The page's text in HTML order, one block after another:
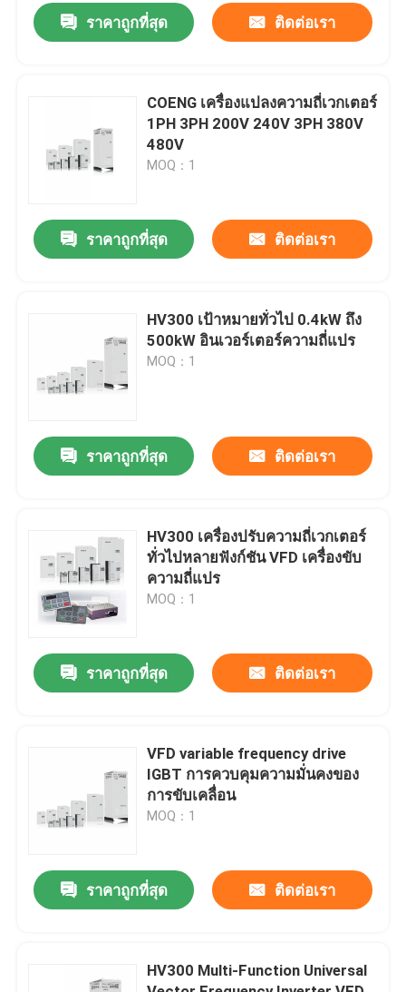
บ้าน
วิดีโอ
ทัวร์โรงงาน
การควบคุมคุณภาพ
ติดต่อเรา
ข่าว
ไดรฟ์ความถี่ตัวแปร VFD
ราคาถูกที่สุด ติดต่อเรา
COENG เครื่องแปลงความถี่เวกเตอร์
1PH 3PH 200V 240V 3PH 380V
480V
MOQ：1
ราคาถูกที่สุด ติดต่อเรา
HV300 เป้าหมายทั่วไป 0.4kW ถึง
500kW อินเวอร์เตอร์ความถี่แปร
MOQ：1
ราคาถูกที่สุด ติดต่อเรา
HV300 เครื่องปรับความถี่เวกเตอร์
ทั่วไปหลายฟังก์ชัน VFD เครื่องขับ
ความถี่แปร
MOQ：1
ราคาถูกที่สุด ติดต่อเรา
VFD variable frequency drive
IGBT การควบคุมความมั่นคงของ
การขับเคลื่อน
MOQ：1
ราคาถูกที่สุด ติดต่อเรา
HV300 Multi-Function Universal